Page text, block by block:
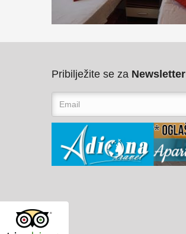
Pribilježite se za Newsletter